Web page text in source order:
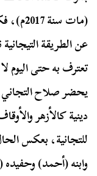
(مات
عن الطريقة
تعترف به حتى اليوم
يحضر صلاح
دينية كالأزهر
للتجانية، بعكس
وابنه (أحمد)